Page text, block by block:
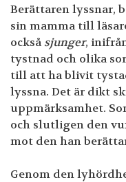
Berättaren lyssnar,
sin mamma till
också sjunger,
tystnad och olika
till att ha blivit
lyssna. Det är dikt
uppmärksamhet.
och slutligen den
mot den han
Genom den